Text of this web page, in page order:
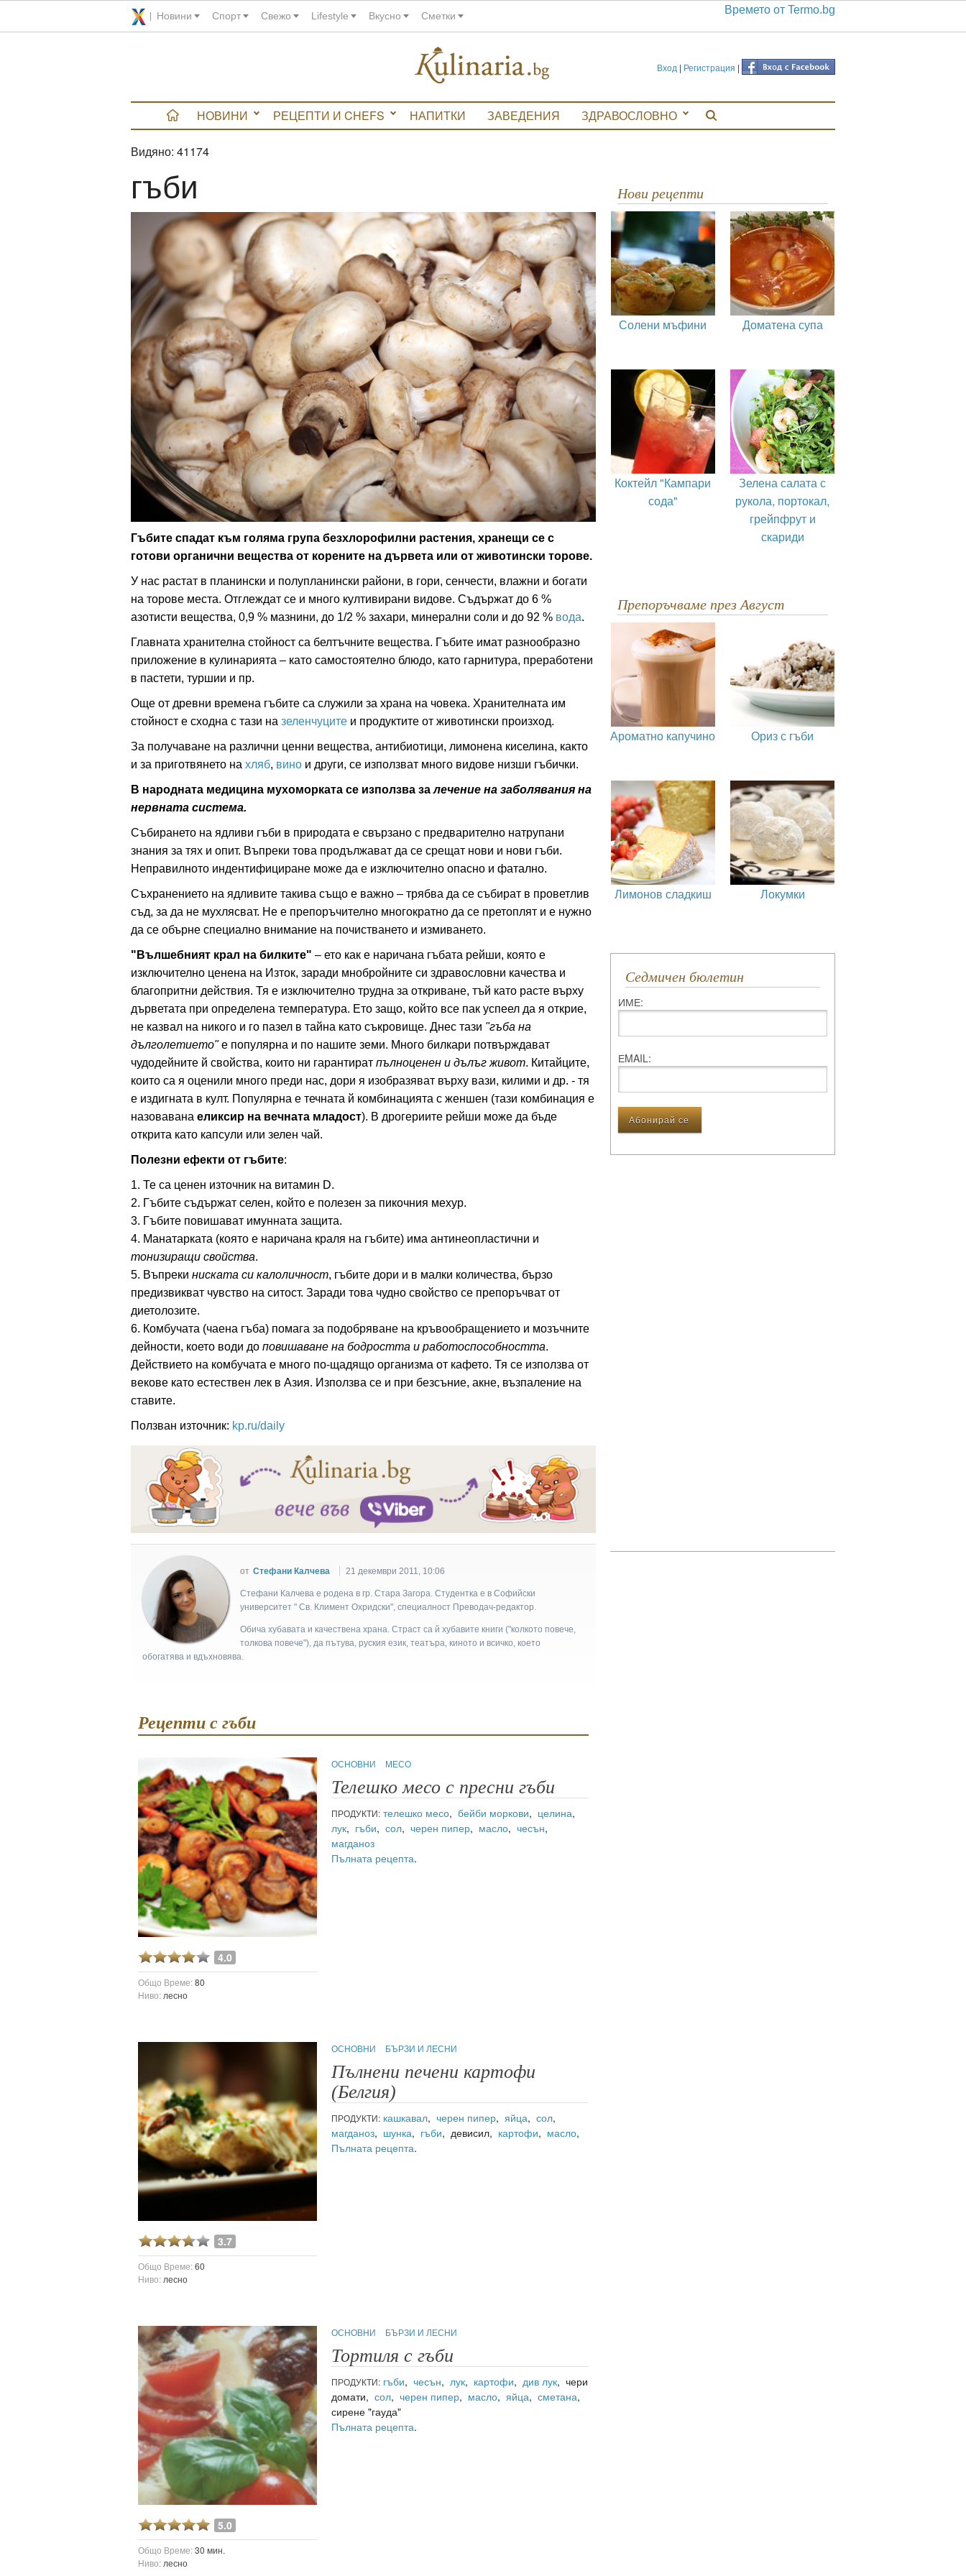
Новини Спорт Свежо Lifestyle Вкусно Сметки Времето от Termo.bg
Вход | Регистрация |
НОВИНИ РЕЦЕПТИ И CHEFS НАПИТКИ ЗАВЕДЕНИЯ ЗДРАВОСЛОВНО
Видяно: 41174
гъби
Гъбите спадат към голяма група безхлорофилни растения, хранещи се с
готови органични вещества от корените на дървета или от животински торове.
У нас растат в планински и полупланински райони, в гори, сенчести, влажни и богати
на торове места. Отглеждат се и много култивирани видове. Съдържат до 6 %
азотисти вещества, 0,9 % мазнини, до 1/2 % захари, минерални соли и до 92 % вода.
Главната хранителна стойност са белтъчните вещества. Гъбите имат разнообразно
приложение в кулинарията – като самостоятелно блюдо, като гарнитура, преработени
в пастети, туршии и пр.
Още от древни времена гъбите са служили за храна на човека. Хранителната им
стойност е сходна с тази на зеленчуците и продуктите от животински произход.
За получаване на различни ценни вещества, антибиотици, лимонена киселина, както
и за приготвянето на хляб, вино и други, се използват много видове низши гъбички.
В народната медицина мухоморката се използва залечение на заболявания на
нервната система.
Събирането на ядливи гъби в природата е свързано с предварително натрупани
знания за тях и опит. Въпреки това продължават да се срещат нови и нови гъби.
Неправилното индентифициране може да е изключително опасно и фатално.
Съхранението на ядливите такива също е важно – трябва да се събират в проветлив
съд, за да не мухлясват. Не е препоръчително многократно да се претоплят и е нужно
да се обърне специално внимание на почистването и измиването.
"Вълшебният крал на билките" – ето как е наричана гъбата рейши, която е
изключително ценена на Изток, заради мнобройните си здравословни качества и
благопритни действия. Тя е изключително трудна за откриване, тъй като расте върху
дърветата при определена температура. Ето защо, който все пак успеел да я открие,
не казвал на никого и го пазел в тайна като съкровище. Днес тази "гъба на
дълголетието"е популярна и по нашите земи. Много билкари потвърждават
чудодейните й свойства, които ни гарантират пълноценен и дълъг живот. Китайците,
които са я оценили много преди нас, дори я изобразяват върху вази, килими и др. - тя
е издигната в култ. Популярна е течната й комбинацията с женшен (тази комбинация е
назовавана еликсир на вечната младост). В дрогериите рейши може да бъде
открита като капсули или зелен чай.
Полезни ефекти от гъбите:
1. Те са ценен източник на витамин D.
2. Гъбите съдържат селен, който е полезен за пикочния мехур.
3. Гъбите повишават имунната защита.
4. Манатарката (която е наричана краля на гъбите) има антинеопластични и
тонизиращи свойства.
5. Въпреки ниската си калоличност, гъбите дори и в малки количества, бързо
предизвикват чувство на ситост. Заради това чудно свойство се препоръчват от
диетолозите.
6. Комбучата (чаена гъба) помага за подобряване на кръвообращението и мозъчните
дейности, което води до повишаване на бодростта и работоспособността.
Действието на комбучата е много по-щадящо организма от кафето. Тя се използва от
векове като естествен лек в Азия. Използва се и при безсъние, акне, възпаление на
ставите.
Ползван източник: kp.ru/daily
от Стефани Калчева 21 декември 2011, 10:06
Стефани Калчева е родена в гр. Стара Загора. Студентка е в Софийски
университет " Св. Климент Охридски", специалност Преводач-редактор.
Обича хубавата и качествена храна. Страст са й хубавите книги ("колкото повече,
толкова повече"), да пътува, руския език, театъра, киното и всичко, което
обогатява и вдъхновява.
Рецепти с гъби
4.0
Общо Време:80
Ниво: лесно
ОСНОВНИ МЕСО
Телешко месо с пресни гъби
ПРОДУКТИ: телешко месо,бейби моркови, целина,
лук, гъби,сол,черен пипер, масло,чесън,
магданоз
Пълната рецепта.
3.7
Общо Време:60
Ниво: лесно
ОСНОВНИ БЪРЗИ И ЛЕСНИ
Пълнени печени картофи
(Белгия)
ПРОДУКТИ: кашкавал,черен пипер,яйца,сол,
магданоз, шунка, гъби, девисил, картофи, масло,
Пълната рецепта.
5.0
Общо Време:30 мин.
Ниво:лесно
ОСНОВНИ БЪРЗИ И ЛЕСНИ
Тортиля с гъби
ПРОДУКТИ: гъби,чесън, лук, картофи, див лук, чери
домати,сол,черен пипер, масло,яйца,сметана,
сирене "гауда"
Пълната рецепта.
Нови рецепти
Солени мъфини Доматена супа
Коктейл "Кампари
сода"
Зелена салата с
рукола, портокал,
грейпфрут и
скариди
Препоръчваме през Август
Ароматно капучино Ориз с гъби
Лимонов сладкиш Локумки
Седмичен бюлетин
ИМЕ:
ЕMAIL: